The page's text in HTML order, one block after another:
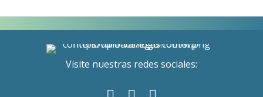
Visite nuestras redes sociales: